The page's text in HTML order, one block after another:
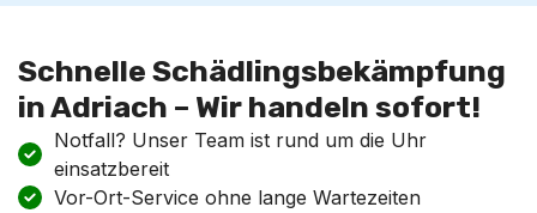
Schnelle Schädlingsbekämpfung
in Adriach – Wir handeln sofort!
Notfall? Unser Team ist rund um die Uhr
einsatzbereit
Vor-Ort-Service ohne lange Wartezeiten